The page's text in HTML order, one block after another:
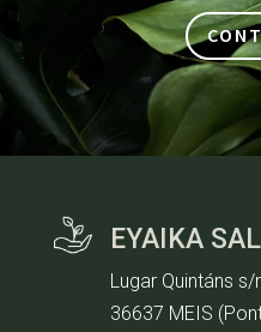
EYAIKA
Lugar Quintáns
36637 MEIS